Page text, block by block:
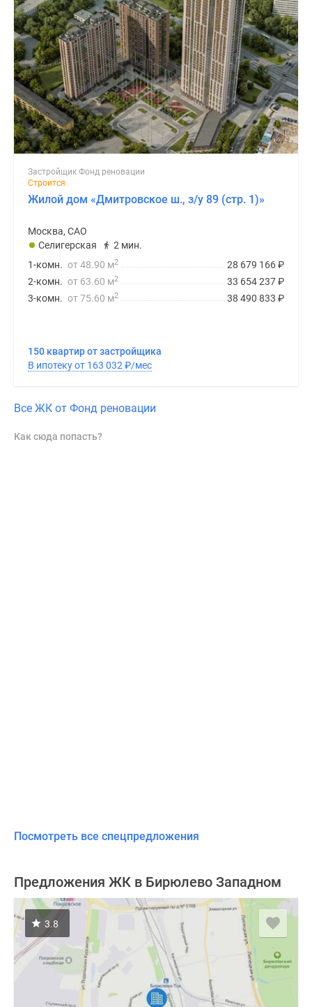
Застройщик Фонд реновации
Строится
Жилой дом «Дмитровское ш., з/у 89 (стр. 1)»
Москва, САО
Селигерская
2 мин.
28 679 166₽
1-комн. от 48.90 м2
33 654 237₽
2-комн. от 63.60 м2
38 490 833 ₽
3-комн. от 75.60 м2
150 квартир от застройщика
В ипотеку от 163 032 ₽/мес
Все ЖК от Фонд реновации
Как сюда попасть?
Посмотреть все спецпредложения
Предложения ЖК в Бирюлево Западном
3.8